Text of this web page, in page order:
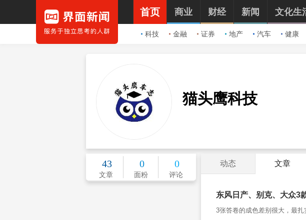
首页
科技 金融 证券 地产 汽车 健康
商业 财经 新闻 文化生
猫头鹰科技
43
文章
0
面粉
0
评论
动态 文章
东风日产、别克、大众3
3张答卷的成色差别很大，最扎